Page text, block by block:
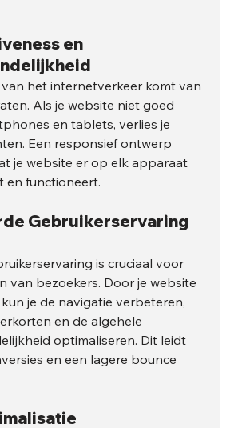
en
het internetverkeer komt van
Als je website niet goed
en tablets, verlies je
Een responsief ontwerp
je website er op elk apparaat
en functioneert.
Gebruikerservaring
is cruciaal voor
van bezoekers. Door je website
je de navigatie verbeteren,
en de algehele
optimaliseren. Dit leidt
en een lagere bounce